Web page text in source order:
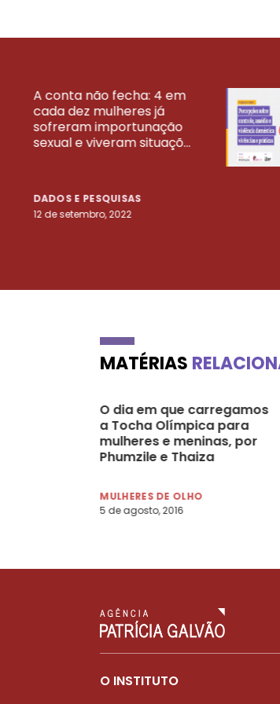
A conta não fecha: 4 em
cada dez mulheres já
sofreram importunação
sexual e viveram situaçõ...
DADOS E PESQUISAS
12 de setembro, 2022
VEJA
MATÉRIAS
O dia em que carregamos
a Tocha Olímpica para
mulheres e meninas, por
Phumzile e Thaiza
MULHERES DE OLHO
5 de agosto, 2016
O INSTITUTO